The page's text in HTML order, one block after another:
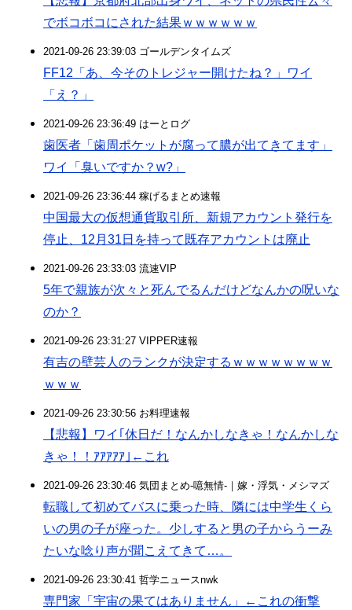
でボコボコにされた結果ｗｗｗｗｗｗ
2021-09-26 23:39:03 ゴールデンタイムズ
FF12「あ、今そのトレジャー開けたね？」ワイ
「え？」
2021-09-26 23:36:49 はーとログ
歯医者「歯周ポケットが腐って膿が出てきてます」
ワイ「臭いですか？w?」
2021-09-26 23:36:44 稼げるまとめ速報
中国最大の仮想通貨取引所、新規アカウント発行を
停止、12月31日を持って既存アカウントは廃止
2021-09-26 23:33:03 流速VIP
5年で親族が次々と死んでるんだけどなんかの呪いな
のか？
2021-09-26 23:31:27 VIPPER速報
有吉の壁芸人のランクが決定するｗｗｗｗｗｗｗｗ
ｗｗｗ
2021-09-26 23:30:56 お料理速報
【悲報】ワイ｢休日だ！なんかしなきゃ！なんかしな
きゃ！！ｱｱｱｱｱ｣←これ
2021-09-26 23:30:46 気団まとめ-噫無情-｜嫁・浮気・メシマズ
転職して初めてバスに乗った時、隣には中学生くら
いの男の子が座った。少しすると男の子からうーみ
たいな唸り声が聞こえてきて…。
2021-09-26 23:30:41 哲学ニュースnwk
専門家「宇宙の果てはありません」←これの衝撃